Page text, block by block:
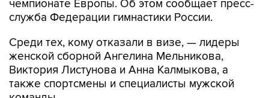
Среди тех, кому отказали в визе, — лидеры
Виктория Листунова и Анна Калмыкова, а
также спортсмены и специалисты мужской
команды.